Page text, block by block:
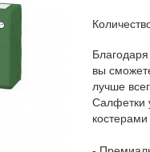
вы
лучше
Салфетки